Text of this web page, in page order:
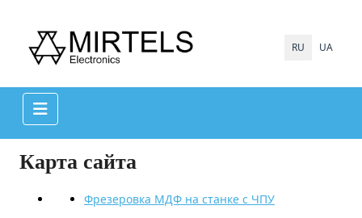
Выберите
RU UA
Карта сайта
Фрезеровка МДФ на станке с ЧПУ